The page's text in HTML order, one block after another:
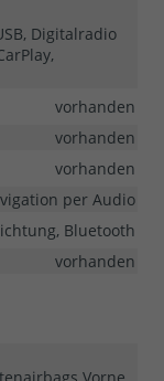
Digitalradio
vorhanden
vorhanden
vorhanden
per Audio
Bluetooth
vorhanden